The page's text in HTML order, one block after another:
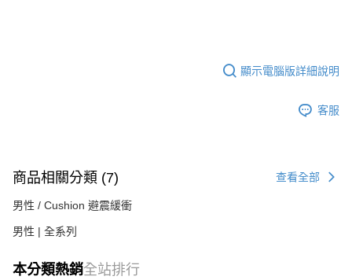
顯示電腦版詳細說明
客服
商品相關分類 (7) 查看全部
男性 / Cushion 避震緩衝
男性 | 全系列
本分類熱銷全站排行